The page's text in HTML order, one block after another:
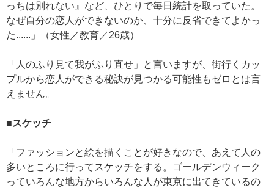
っちは別れない』など、ひとりで毎日統計を取っていた。
なぜ自分の恋人ができないのか、十分に反省できてよかっ
た......」（女性／教育／26歳）
「人のふり見て我がふり直せ」と言いますが、街行くカッ
プルから恋人ができる秘訣が見つかる可能性もゼロとは言
えません。
■スケッチ
「ファッションと絵を描くことが好きなので、あえて人の
多いところに行ってスケッチをする。ゴールデンウィーク
っていろんな地方からいろんな人が東京に出てきているの